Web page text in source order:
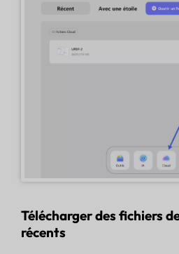
Télécharger des fichiers
récents